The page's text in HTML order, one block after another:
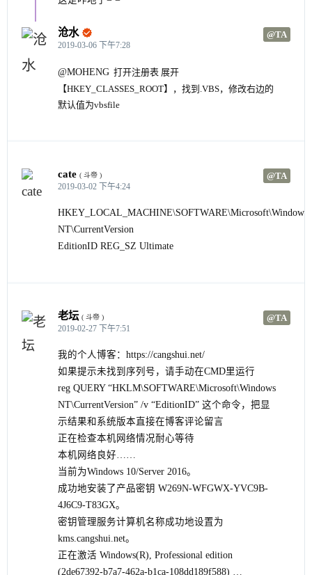
沧水 @TA

2019-03-06 下午7:28
@MOHENG 打开注册表 展开
【HKEY_CLASSES_ROOT】，找到.VBS，修改右边的
默认值为vbsfile
cate @TA
( 斗帝 )
2019-03-02 下午4:24
HKEY_LOCAL_MACHINE\SOFTWARE\Microsoft\Windows
NT\CurrentVersion
EditionID REG_SZ Ultimate
老坛 @TA
( 斗帝 )
2019-02-27 下午7:51
我的个人博客：https://cangshui.net/
如果提示未找到序列号，请手动在CMD里运行
reg QUERY “HKLM\SOFTWARE\Microsoft\Windows
NT\CurrentVersion” /v “EditionID” 这个命令，把显
示结果和系统版本直接在博客评论留言
正在检查本机网络情况耐心等待
本机网络良好……
当前为Windows 10/Server 2016。
成功地安装了产品密钥 W269N-WFGWX-YVC9B-
4J6C9-T83GX。
密钥管理服务计算机名称成功地设置为
kms.cangshui.net。
正在激活 Windows(R), Professional edition
(2de67392-b7a7-462a-b1ca-108dd189f588) …